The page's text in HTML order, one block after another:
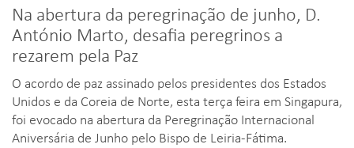
Na abertura da peregrinação de junho, D.
António Marto, desafia peregrinos a
rezarem pela Paz
O acordo de paz assinado pelos presidentes dos Estados
Unidos e da Coreia de Norte, esta terça feira em Singapura,
foi evocado na abertura da Peregrinação Internacional
Aniversária de Junho pelo Bispo de Leiria-Fátima.